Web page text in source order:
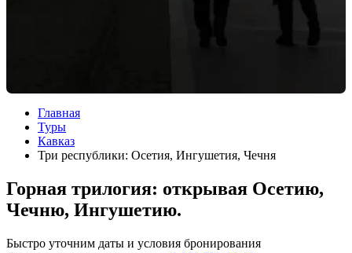
Главная
Туры
Кавказ
Три республики: Осетия, Ингушетия, Чечня
Горная трилогия: открывая Осетию,
Чечню, Ингушетию.
Быстро уточним даты и условия бронирования